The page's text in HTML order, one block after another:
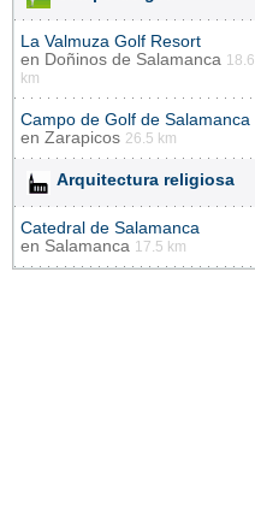
La Valmuza Golf Resort
en Doñinos de Salamanca 18.6
km
Campo de Golf de Salamanca
en Zarapicos 26.5 km
Arquitectura religiosa
Catedral de Salamanca
en Salamanca 17.5 km